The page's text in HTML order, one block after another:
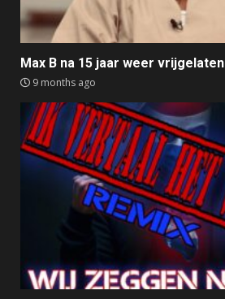
Max B na 15 jaar weer vrijgelaten
9 months ago